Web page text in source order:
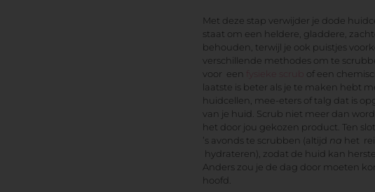
Met deze stap verwijder je dode
staat om een heldere, gladdere,
behouden, terwijl je ook puistjes
verschillende methodes om te
voor een fysieke scrub
of een
laatste is beter als je te maken hebt
huidcellen, mee-eters of talg dat is
van je huid. Scrub niet meer dan
het door jou gekozen product. Ten
’s avonds te scrubben (altijd na het
hydrateren), zodat de huid kan
Anders zou je de dag door moeten
hoofd.